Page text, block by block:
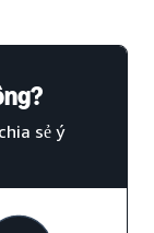
sẻ ý